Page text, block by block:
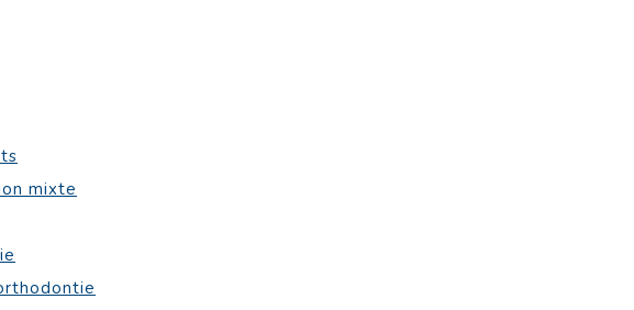
mixte